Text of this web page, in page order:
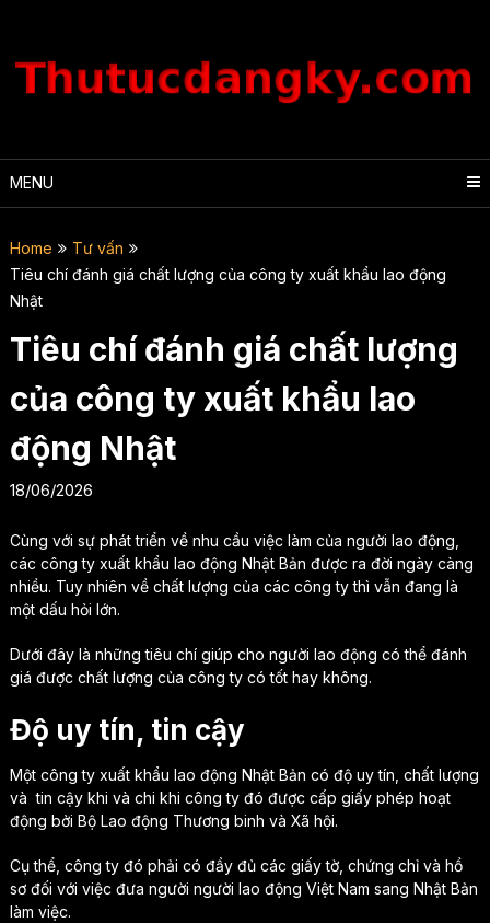
content
MENU
Home
Tư vấn
Tiêu chí đánh giá chất lượng của công ty xuất khẩu lao động
Nhật
Tiêu chí đánh giá chất lượng
của công ty xuất khẩu lao
động Nhật
18/06/2026
Cùng với sự phát triển về nhu cầu việc làm của người lao động,
các công ty xuất khẩu lao động Nhật Bản được ra đời ngày càng
nhiều. Tuy nhiên về chất lượng của các công ty thì vẫn đang là
một dấu hỏi lớn.
Dưới đây là những tiêu chí giúp cho người lao động có thể đánh
giá được chất lượng của công ty có tốt hay không.
Độ uy tín, tin cậy
Một công ty xuất khẩu lao động Nhật Bản có độ uy tín, chất lượng
và tin cậy khi và chi khi công ty đó được cấp giấy phép hoạt
động bởi Bộ Lao động Thương binh và Xã hội.
Cụ thể, công ty đó phải có đầy đủ các giấy tờ, chứng chỉ và hồ
sơ đối với việc đưa người người lao động Việt Nam sang Nhật Bản
làm việc.